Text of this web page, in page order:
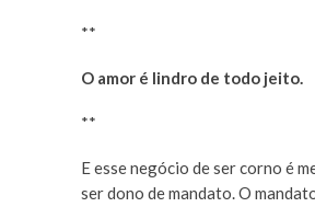
**
O amor é lindro de todo jeito.
**
E esse negócio de ser corno é
ser dono de mandato. O